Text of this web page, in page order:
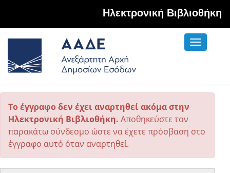
Hλεκτρονική Βιβλιοθήκη
Toggle
Το έγγραφο δεν έχει αναρτηθεί ακόμα στην
Ηλεκτρονική Βιβλιοθήκη. Αποθηκεύστε τον
παρακάτω σύνδεσμο ώστε να έχετε πρόσβαση στο
έγγραφο αυτό όταν αναρτηθεί.